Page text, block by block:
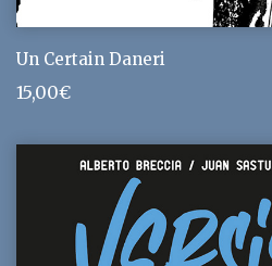
Un Certain Daneri
15,00€